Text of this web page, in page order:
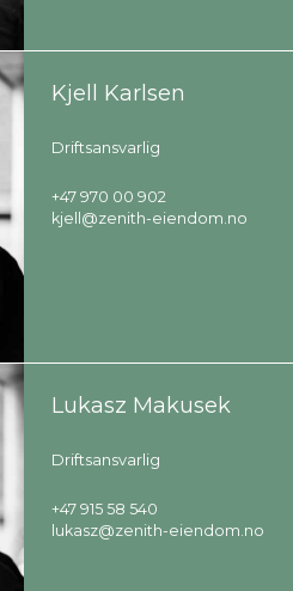
Kjell Karlsen
Driftsansvarlig
+47 970 00 902
kjell@zenith-eiendom.no
Lukasz Makusek
Driftsansvarlig
+47 915 58 540
lukasz@zenith-eiendom.no